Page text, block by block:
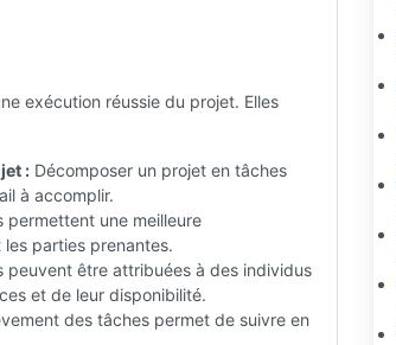
exécution réussie du projet. Elles
: Décomposer un projet en tâches
à accomplir.
permettent une meilleure
parties prenantes.
peuvent être attribuées à des individus
et de leur disponibilité.
des tâches permet de suivre en